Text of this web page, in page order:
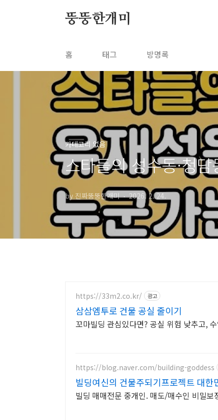
뚱뚱한개미
홈 태그 방명록
카테고리 없음
스타들의 성수동·청
by 진짜뚱뚱한개미 2026. 2. 24.
https://33m2.co.kr/ 광고
삼삼엠투로 건물 공실 줄이기
꼬마빌딩 관심있다면? 공실 위험 낮추고,
https://blog.naver.com/building-goddess
빌딩여신의 건물주되기프로젝트 대한
빌딩 매매전문 중개인. 매도/매수인 비밀